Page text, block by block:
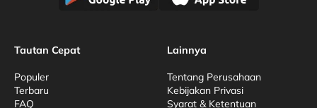
Tautan Cepat
Populer
Terbaru
FAQ
Lainnya
Tentang Perusahaan
Kebijakan Privasi
Syarat & Ketentuan